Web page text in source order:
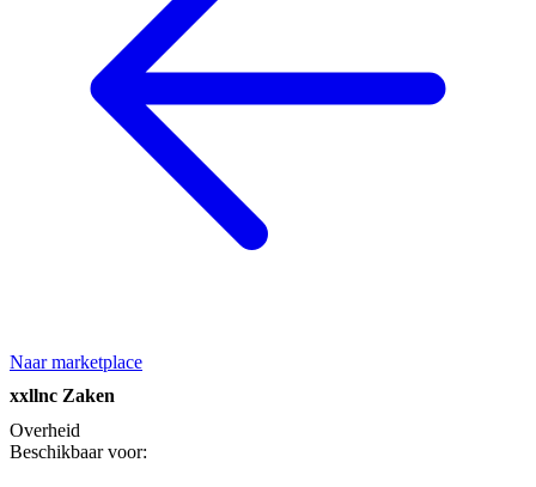
Naar marketplace
xxllnc Zaken
Overheid
Beschikbaar voor: